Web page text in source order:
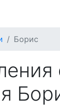
Борис